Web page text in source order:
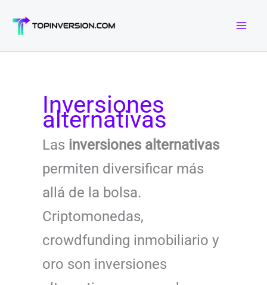
contenido
Inversiones
alternativas
Las inversiones alternativas
permiten diversificar más
allá de la bolsa.
Criptomonedas,
crowdfunding inmobiliario y
oro son inversiones